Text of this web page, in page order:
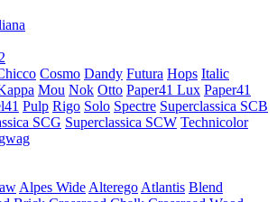
Cosmo Dandy Futura Hops Italic
Mou Nok Otto Paper41 Lux Paper41
Pulp Rigo Solo Spectre Superclassica SCB
SCG Superclassica SCW Technicolor
Alpes Wide Alterego Atlantis Blend